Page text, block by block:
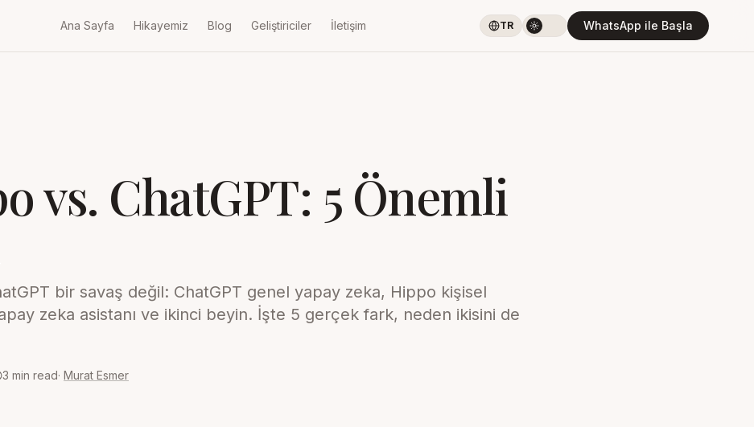
Ana Sayfa Hikayemiz Blog Geliştiriciler İletişim TR WhatsApp ile Başla
vs. ChatGPT: 5 Önemli
bir savaş değil: ChatGPT genel yapay zeka, Hippo kişisel
zeka asistanı ve ikinci beyin. İşte 5 gerçek fark, neden ikisini de
3 min read· Murat Esmer